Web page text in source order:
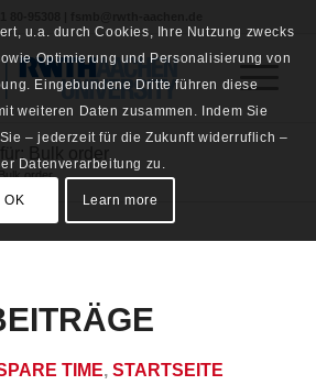
order
TIME,STARTSEITE
u.a. durch Cookies, Ihre Nutzung zwecks
Optimierung und Personalisierung von
Eingebundene Dritte führen diese
weiteren Daten zusammen. Indem Sie
– jederzeit für die Zukunft widerruflich –
Datenverarbeitung zu.
OK Learn more